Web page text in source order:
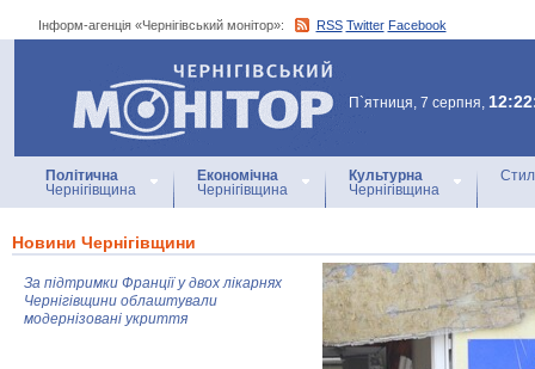
Інформ-агенція «Чернігівський монітор»: RSS Twitter Facebook
Інформ-агенція
«Чернігівський монітор»
П`ятниця, 7 серпня,
Політична
Чернігівщина
Економічна
Чернігівщина
Культурна
Чернігівщина
Новини Чернігівщини
За підтримки Франції у двох лікарнях
Чернігівщини облаштували
модернізовані укриття